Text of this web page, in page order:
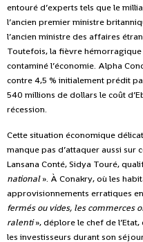
entouré d’experts tels que le
l’ancien premier ministre
l’ancien ministre des affaires
Toutefois, la fièvre hémorragique
contaminé l’économie. Alpha
contre 4,5 % initialement prédit
540 millions de dollars le coût
récession.
Cette situation économique
manque pas d’attaquer aussi sur
Lansana Conté, Sidya Touré,
national». À Conakry, où les
approvisionnements erratiques
fermés ou vides, les commerces
ralenti», déplore le chef de
les investisseurs durant son